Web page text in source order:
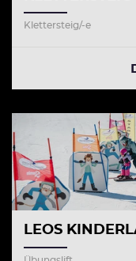
Klettersteig/-e
LEOS